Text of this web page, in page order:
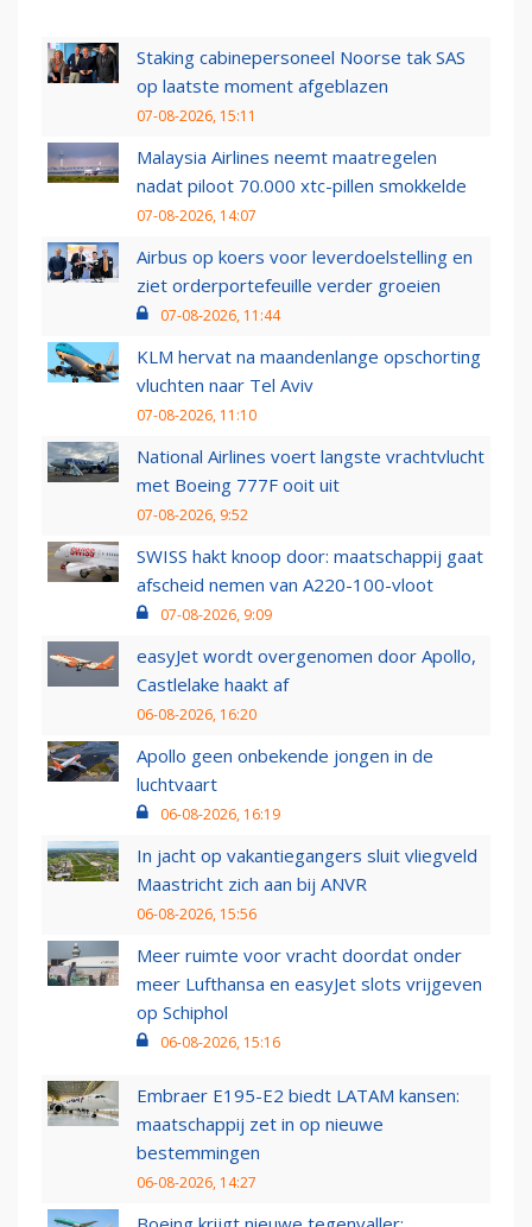
Staking cabinepersoneel Noorse tak SAS
op laatste moment afgeblazen
07-08-2026, 15:11
Malaysia Airlines neemt maatregelen
nadat piloot 70.000 xtc-pillen smokkelde
07-08-2026, 14:07
Airbus op koers voor leverdoelstelling en
ziet orderportefeuille verder groeien
07-08-2026, 11:44
KLM hervat na maandenlange opschorting
vluchten naar Tel Aviv
07-08-2026, 11:10
National Airlines voert langste vrachtvlucht
met Boeing 777F ooit uit
07-08-2026, 9:52
SWISS hakt knoop door: maatschappij gaat
afscheid nemen van A220-100-vloot
07-08-2026, 9:09
easyJet wordt overgenomen door Apollo,
Castlelake haakt af
06-08-2026, 16:20
Apollo geen onbekende jongen in de
luchtvaart
06-08-2026, 16:19
In jacht op vakantiegangers sluit vliegveld
Maastricht zich aan bij ANVR
06-08-2026, 15:56
Meer ruimte voor vracht doordat onder
meer Lufthansa en easyJet slots vrijgeven
op Schiphol
06-08-2026, 15:16
Embraer E195-E2 biedt LATAM kansen:
maatschappij zet in op nieuwe
bestemmingen
06-08-2026, 14:27